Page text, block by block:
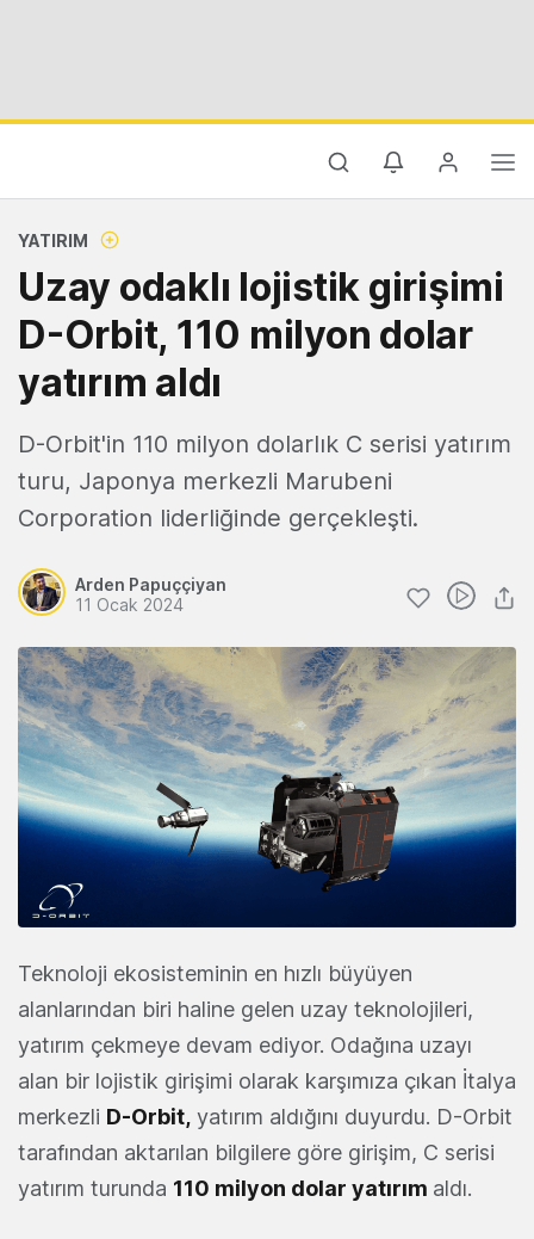
YATIRIM
Uzay odaklı lojistik girişimi
D-Orbit, 110 milyon dolar
yatırım aldı
D-Orbit'in 110 milyon dolarlık C serisi yatırım
turu, Japonya merkezli Marubeni
Corporation liderliğinde gerçekleşti.
Arden Papuççiyan
11 Ocak 2024
Teknoloji ekosisteminin en hızlı büyüyen
alanlarından biri haline gelen uzay teknolojileri,
yatırım çekmeye devam ediyor. Odağına uzayı
alan bir lojistik girişimi olarak karşımıza çıkan İtalya
merkezli D-Orbit, yatırım aldığını duyurdu. D-Orbit
tarafından aktarılan bilgilere göre girişim, C serisi
yatırım turunda 110 milyon dolar yatırım aldı.